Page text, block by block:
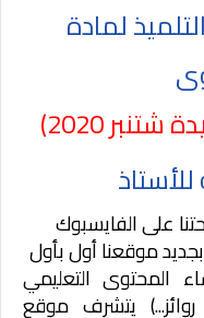
لمادة
2020)
على الفايسبوك
بجديد موقعنا أول بأول
المحتوى التعليمي
روائز...) يتشرف موقع